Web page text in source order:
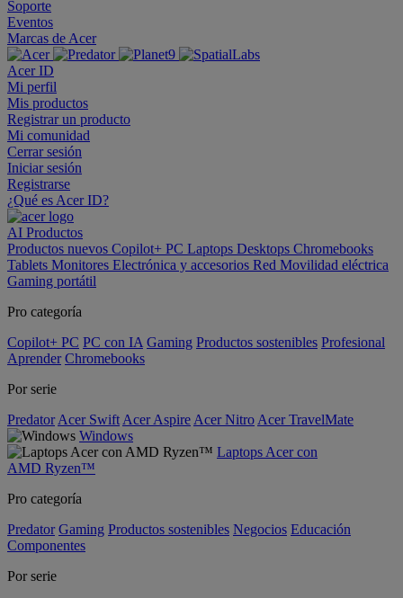
Soporte
Eventos
Marcas de Acer
Acer ID
Mi perfil
Mis productos
Registrar un producto
Mi comunidad
Cerrar sesión
Iniciar sesión
Registrarse
¿Qué es Acer ID?
AI Productos
Productos nuevos Copilot+ PC Laptops Desktops Chromebooks
Tablets Monitores Electrónica y accesorios Red Movilidad eléctrica
Gaming portátil
Pro categoría
Copilot+ PC PC con IA Gaming Productos sostenibles Profesional
Aprender Chromebooks
Por serie
Predator Acer Swift Acer Aspire Acer Nitro Acer TravelMate
Windows
Laptops Acer con
AMD Ryzen™
Pro categoría
Predator Gaming Productos sostenibles Negocios Educación
Componentes
Por serie